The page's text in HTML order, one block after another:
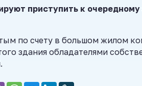
приступить к
по счету в большом жилом
здания обладателями